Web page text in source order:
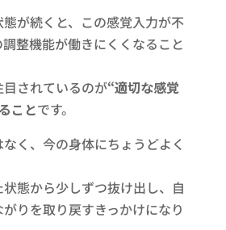
が続くと、この感覚入力が不
整機能が働きにくくなること
されているのが“適切な感覚
ことです。
く、今の身体にちょうどよく
態から少しずつ抜け出し、自
りを取り戻すきっかけになり